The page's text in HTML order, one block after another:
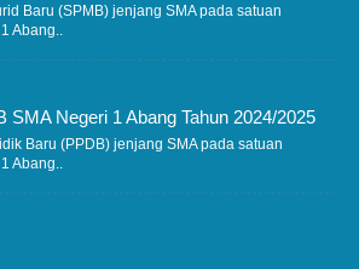
Baru (SPMB) jenjang SMA pada satuan
Abang..
SMA Negeri 1 Abang Tahun 2024/2025
Baru (PPDB) jenjang SMA pada satuan
Abang..